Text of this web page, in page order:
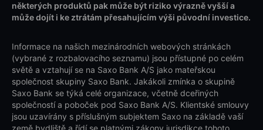
některých produktů pak může být riziko výrazně vyšší a
může dojít i ke ztrátám přesahujícím výši původní investice.
Informace na našich mezinárodních webových stránkách
(vybrané z rozbalovacího seznamu) jsou přístupné po celém
světě a vztahují se na Saxo Bank A/S jako mateřskou
společnost skupiny Saxo Bank. Jakákoli zmínka o skupině
Saxo Bank se týká celé organizace, včetně dceřiných
společností a poboček pod Saxo Bank A/S. Klientské smlouvy
jsou uzavírány s příslušným subjektem Saxo na základě vaší